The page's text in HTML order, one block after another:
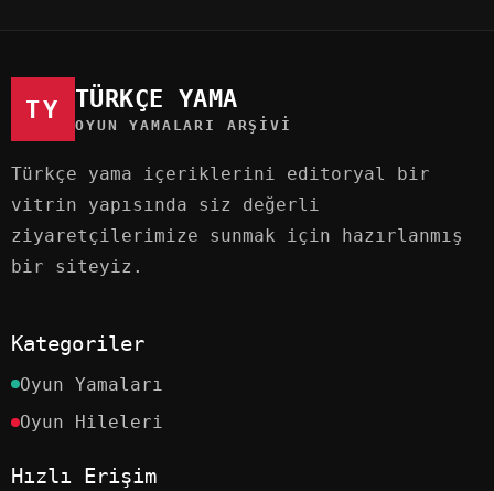
TY TÜRKÇE YAMA
OYUN YAMALARI ARŞIVI
Türkçe yama içeriklerini editoryal bir
vitrin yapısında siz değerli
ziyaretçilerimize sunmak için hazırlanmış
bir siteyiz.
Kategoriler
Oyun Yamaları
Oyun Hileleri
Hızlı Erişim